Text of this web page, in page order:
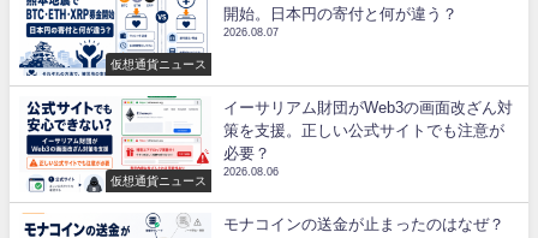
仮想通貨ニュース
開始。日本円の寄付と何が違う？
2026.08.07
仮想通貨ニュース
イーサリアム財団がWeb3の画面改ざん対
策を支援。正しい公式サイトでも注意が
必要？
2026.08.06
モナコインの送金が止まったのはなぜ？